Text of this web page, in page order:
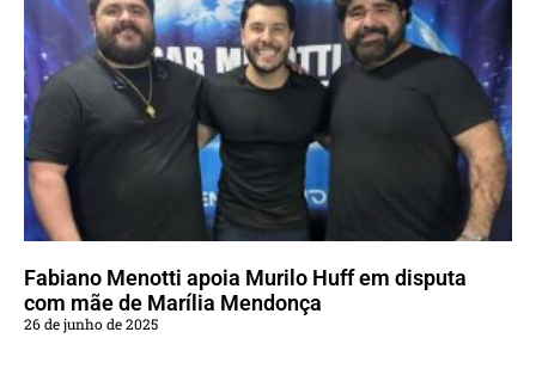
Fabiano Menotti apoia Murilo Huff em disputa
com mãe de Marília Mendonça
26 de junho de 2025